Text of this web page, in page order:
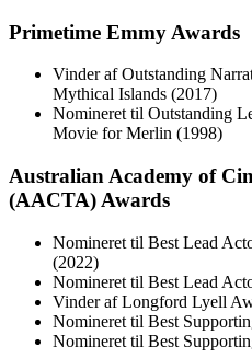
Primetime Emmy Awards
Vinder af Outstanding
Mythical Islands (2017)
Nomineret til Outstanding
Movie for Merlin (1998)
Australian Academy of
(AACTA) Awards
Nomineret til Best Lead
(2022)
Nomineret til Best Lead
Vinder af Longford Lyell
Nomineret til Best
Nomineret til Best